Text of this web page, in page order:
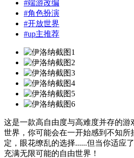
#端游改编
#角色扮演
#开放世界
#up主推荐
这是一款高自由度与高难度并存的游
世界，你可能会在一开始感到不知所
定，眼花缭乱的选择......但当你适应
充满无限可能的自由世界！